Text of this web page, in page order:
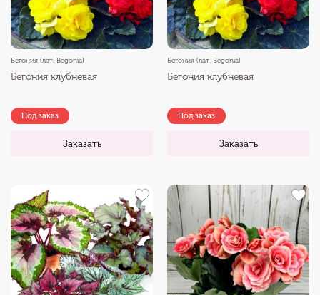
Бегония (лат. Begonia)
Бегония клубневая
Под заказ
Заказать
Бегония (лат. Begonia)
Бегония клубневая
Под заказ
Заказать